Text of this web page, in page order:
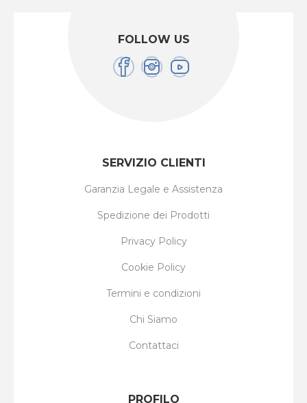
FOLLOW US
SERVIZIO CLIENTI
Garanzia Legale e Assistenza
Spedizione dei Prodotti
Privacy Policy
Cookie Policy
Termini e condizioni
Chi Siamo
Contattaci
PROFILO